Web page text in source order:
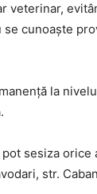
veterinar,
cunoaște
la
sesiza
str.